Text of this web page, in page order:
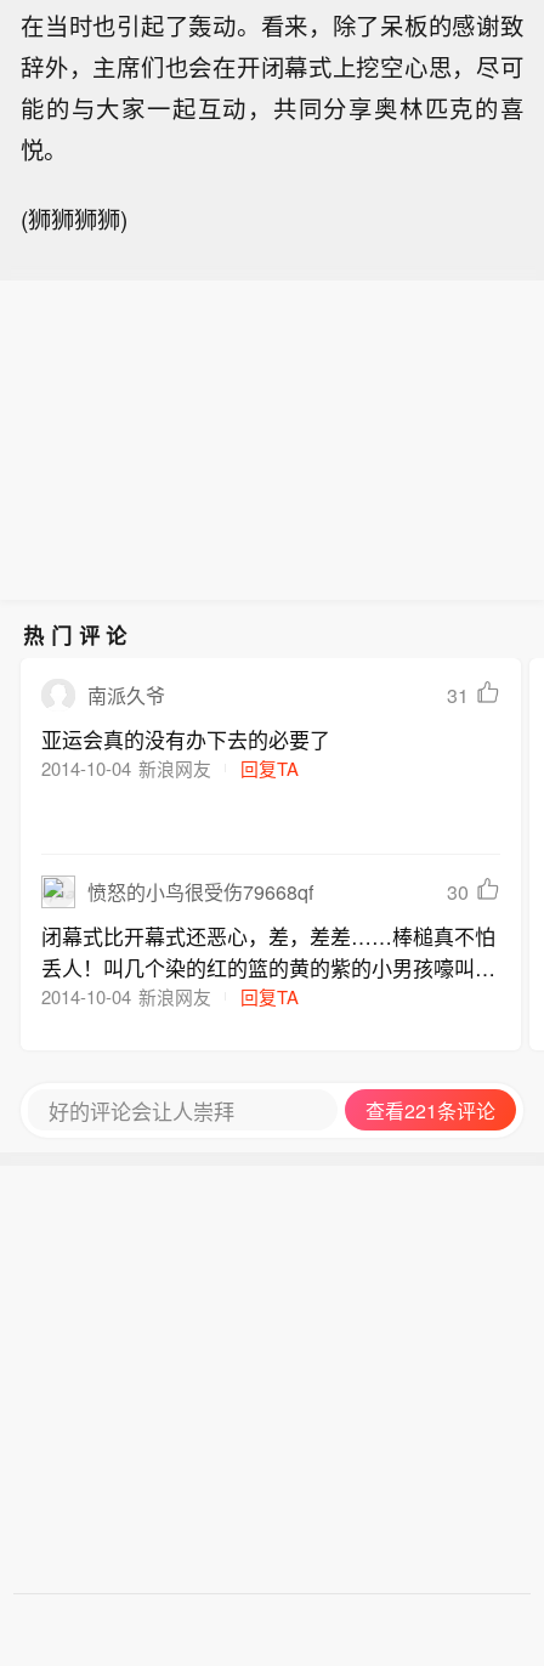
在当时也引起了轰动。看来，除了呆板的感谢致
辞外，主席们也会在开闭幕式上挖空心思，尽可
能的与大家一起互动，共同分享奥林匹克的喜
悦。
(狮狮狮狮)
热门评论
南派久爷 31
亚运会真的没有办下去的必要了
2014-10-04 新浪网友 回复TA
愤怒的小鸟很受伤79668qf 30
闭幕式比开幕式还恶心，差，差差……棒槌真不怕
丢人！叫几个染的红的篮的黄的紫的小男孩嚎叫几
声就完了，那鸟语，节奏怎么是开运动会？！棒槌
2014-10-04 新浪网友 回复TA
好的评论会让人崇拜 查看221条评论